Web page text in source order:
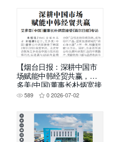
【烟台日报：深耕中国市
场赋能中韩经贸共赢，艾
多美(中国)董事长朴炳宽接
受《首尔日报》专访】
589 0 2026-07-02